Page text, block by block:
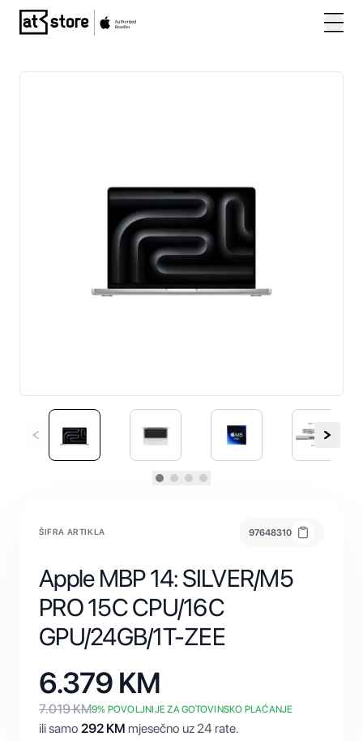
Posjetite početnu stranicu AT Store
ŠIFRA ARTIKLA 97648310
Apple MBP 14: SILVER/M5
PRO 15C CPU/16C
GPU/24GB/1T-ZEE
6.379 KM
7.019KM9% POVOLJNIJE ZA GOTOVINSKO PLAĆANJE
ili samo 292 KM mjesečno uz 24 rate.